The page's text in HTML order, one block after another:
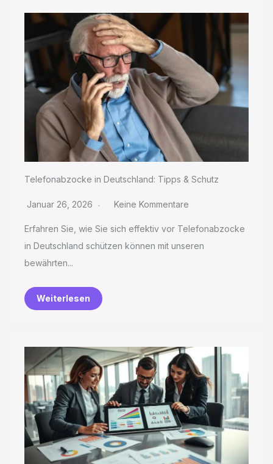
Telefonabzocke in Deutschland: Tipps & Schutz
Januar 26, 2026 Keine Kommentare
Erfahren Sie, wie Sie sich effektiv vor Telefonabzocke
in Deutschland schützen können mit unseren
bewährten...
Weiterlesen